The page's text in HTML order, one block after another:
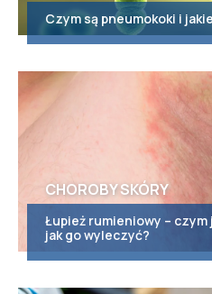
Czym są pneumokoki i
CHOROBY SKÓRY
Łupież rumieniowy – czym
jak go wyleczyć?